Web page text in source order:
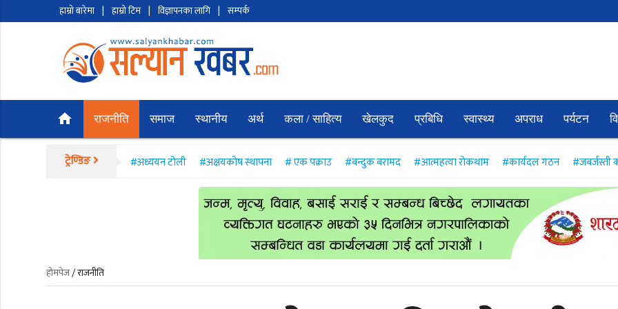
हाम्रो बारेमा | हाम्रो टिम | विज्ञापनका लागि | सम्पर्क
home राजनीति समाज स्थानीय अर्थ कला / साहित्य खेलकुद प्रबिधि स्वास्थ्य अपराध पर्यटन
ट्रेण्डिङ #अध्ययन टोली #अक्षयकोष स्थापना # एक पक्राउ #बन्दुक बरामद #आत्महत्या रोकथाम #कार्यदल गठन #जबर्जस्ती
होमपेज/ राजनीति